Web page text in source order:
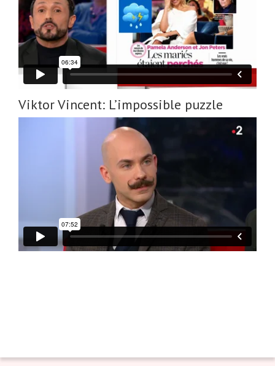
Viktor Vincent: L’impossible puzzle